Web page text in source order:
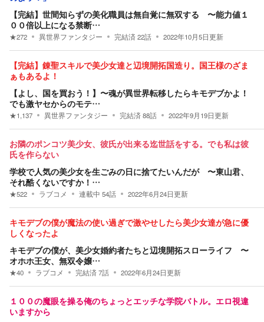
【完結】世間知らずの美化職員は無自覚に無双する 〜能力値１
００倍以上になる禁断…
★272 異世界ファンタジー 完結済22話 2022年10月5日更新
【完結】錬聖スキルで美少女達と辺境開拓国造り。国王様のざま
ぁもあるよ！
【よし、国を買おう！】〜魂が異世界転移したらキモデブかよ！
でも激ヤセからのモテ…
★1,137 異世界ファンタジー 完結済88話 2022年9月19日更新
お隣のポンコツ美少女、彼氏が出来る迄世話をする。でも私は彼
氏を作らない
学校で人気の美少女を生ごみの日に捨てたいんだが 〜東山君、
それ酷くないですか！…
★522 ラブコメ 連載中 54話 2022年6月24日更新
キモデブの僕が魔法の使い過ぎで激やせしたら美少女達が急に優
しくなったよ
キモデブの僕が、美少女婚約者たちと辺境開拓スローライフ 〜
オホホ王女、無双令嬢…
★40 ラブコメ 完結済7話 2022年6月24日更新
１００の魔眼を操る俺のちょっとエッチな学院バトル。エロ視違
いますから